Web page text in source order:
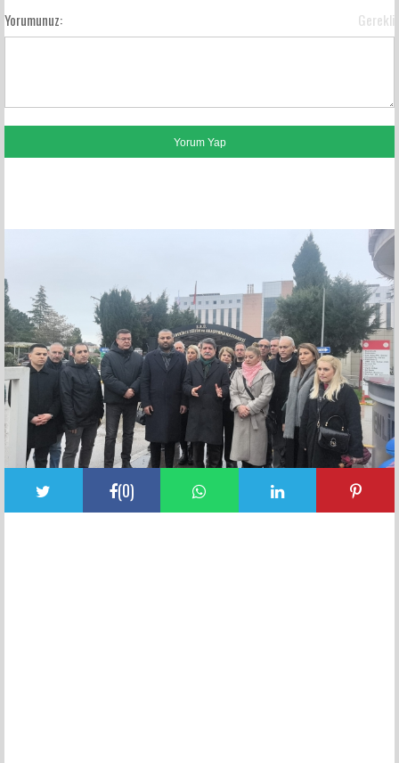
Yorumunuz: Gerekli
(0)